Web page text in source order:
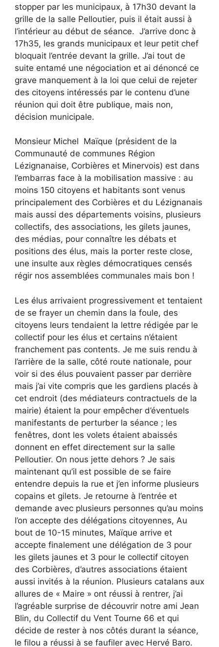
stopper par les municipaux, à 17h30 devant la
grille de la salle Pelloutier, puis il était aussi à
l’intérieur au début de séance. J’arrive donc à
17h35, les grands municipaux et leur petit chef
bloquait l’entrée devant la grille. J’ai tout de
suite entamé une négociation et ai dénoncé ce
grave manquement à la loi que celui de rejeter
des citoyens intéressés par le contenu d’une
réunion qui doit être publique, mais non,
décision municipale.
Monsieur Michel Maïque (président de la
Communauté de communes Région
Lézignanaise, Corbières et Minervois) est dans
l’embarras face à la mobilisation massive : au
moins 150 citoyens et habitants sont venus
principalement des Corbières et du Lézignanais
mais aussi des départements voisins, plusieurs
collectifs, des associations, les gilets jaunes,
des médias, pour connaître les débats et
positions des élus, mais la porter reste close,
une insulte aux règles démocratiques censés
régir nos assemblées communales mais bon !
Les élus arrivaient progressivement et tentaient
de se frayer un chemin dans la foule, des
citoyens leurs tendaient la lettre rédigée par le
collectif pour les élus et certains n’étaient
franchement pas contents. Je me suis rendu à
l’arrière de la salle, côté route nationale, pour
voir si des élus pouvaient passer par derrière
mais j’ai vite compris que les gardiens placés à
cet endroit (des médiateurs contractuels de la
mairie) étaient la pour empêcher d’éventuels
manifestants de perturber la séance ; les
fenêtres, dont les volets étaient abaissés
donnent en effet directement sur la salle
Pelloutier. On nous jette dehors ? Je sais
maintenant qu’il est possible de se faire
entendre depuis la rue et j’en informe plusieurs
copains et gilets. Je retourne à l’entrée et
demande avec plusieurs personnes qu’au moins
l’on accepte des délégations citoyennes, Au
bout de 10-15 minutes, Maïque arrive et
accepte finalement une délégation de 3 pour
les gilets jaunes et 3 pour le collectif citoyen
des Corbières, d’autres associations étaient
aussi invités à la réunion. Plusieurs catalans aux
allures de « Maire » ont réussi à rentrer, j’ai
l’agréable surprise de découvrir notre ami Jean
Blin, du Collectif du Vent Tourne 66 et qui
décide de rester à nos côtés durant la séance,
le filou a réussi à se faufiler avec Hervé Baro.